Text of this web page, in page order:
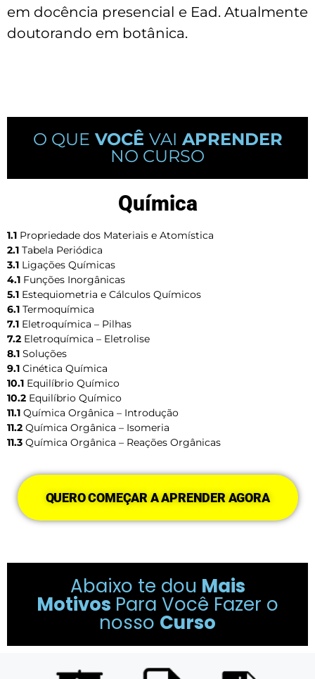
em docência presencial e Ead. Atualmente
doutorando em botânica.
O QUE VOCÊ VAI APRENDER
NO CURSO
Química
1.1 Propriedade dos Materiais e Atomística
2.1 Tabela Periódica
3.1 Ligações Químicas
4.1 Funções Inorgânicas
5.1 Estequiometria e Cálculos Químicos
6.1 Termoquímica
7.1 Eletroquímica – Pilhas
7.2 Eletroquímica – Eletrolise
8.1 Soluções
9.1 Cinética Química
10.1 Equilíbrio Químico
10.2 Equilíbrio Químico
11.1 Química Orgânica – Introdução
11.2 Química Orgânica – Isomeria
11.3 Química Orgânica – Reações Orgânicas
QUERO COMEÇAR A APRENDER AGORA
Abaixo te dou Mais
Motivos Para Você Fazer o
nosso Curso